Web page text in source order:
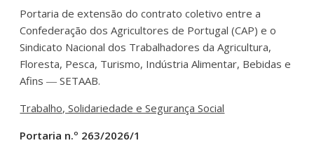
Portaria de extensão do contrato coletivo entre a
Confederação dos Agricultores de Portugal (CAP) e o
Sindicato Nacional dos Trabalhadores da Agricultura,
Floresta, Pesca, Turismo, Indústria Alimentar, Bebidas e
Afins ― SETAAB.
Trabalho, Solidariedade e Segurança Social
Portaria n.º 263/2026/1